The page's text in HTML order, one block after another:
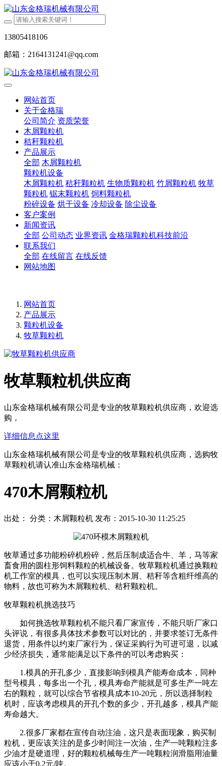
13805418106
邮箱：2164131241@qq.com
网站首页
关于金格瑞
公司简介 资质荣誉
木屑颗粒机
秸秆颗粒机
产品展示
全部 木屑颗粒机
颗粒机设备
木屑颗粒机 秸秆颗粒机 生物质颗粒机 竹屑颗粒机 牧草
颗粒机 锯末颗粒机 饲料颗粒机
粉碎设备 烘干设备 冷却设备 除尘设备
客户案例
新闻资讯
全部 公司动态 业界资讯 金格瑞颗粒机科技前沿
联系我们
全部 在线留言 在线反馈
网站地图
网站首页
产品展示
颗粒机设备
牧草颗粒机
牧草颗粒机供应商
山东金格瑞机械有限公司是专业的牧草颗粒机供应商，欢迎选
购，
详细信息点这里
山东金格瑞机械有限公司是专业的牧草颗粒机供应商，选购牧
草颗粒机请认准山东金格瑞机械：
470木屑颗粒机
出处： 分类：木屑颗粒机 发布：2015-10-30 11:25:25
牧草通过多功能粉碎机粉碎，然后压制成适合牛、羊，马等家
畜食用的圆柱形饲料颗粒的机械设备。牧草颗粒机通过换颗粒
机工作室的模具，也可以实现压制木屑、秸秆等含粗纤维高的
物料，故也可称为木屑颗粒机、秸秆颗粒机。
牧草颗粒机挑选技巧
如何挑选牧草颗粒机不能只看厂家宣传，不能只听厂家口
头评说，有很多具体技术参数可以对比的，并要求签订无条件
退货，用条件以约束厂家行为，保证采购行为可进可退，以减
少经济损失，通常能满足以下条件的可以考虑购买：
1.模具的开孔多少，直接影响到模具产能寿命成本，同种
型号模具，每多出一个孔，模具寿命产能就是可多生产一吨左
右的颗粒，就可以综合节省模具成本10-20元，所以选择制粒
机时，应该考虑模具的开孔个数的多少，开孔越多，模具产能
寿命越大。
2.很多厂家都在宣传自动注油，这只是表面现象，购买制
粒机，更应该关注的是多少时间注一次油，生产一吨颗粒注多
少油才是硬道理，好的颗粒机械每生产一吨颗粒润滑脂用油量
应该小于0.2元/吨。